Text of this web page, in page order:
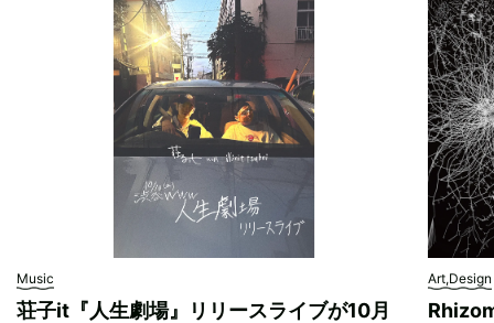
Music
荘子it『人生劇場』リリースライブが10月
Art,Design